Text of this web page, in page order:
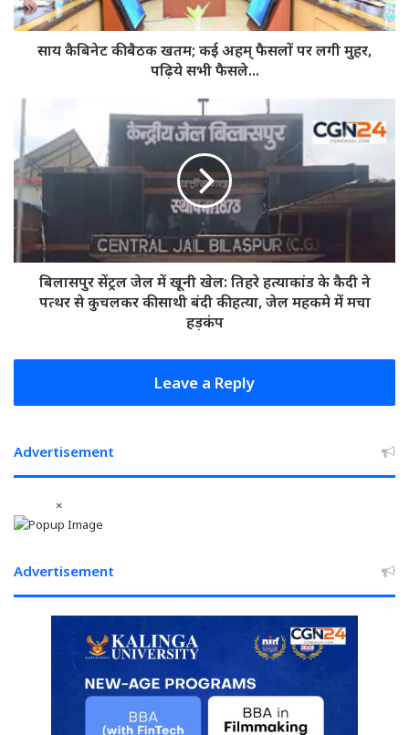
फैसलों
पर
फैसले...
साय कैबिनेट की बैठक खतम; कई अहम् फैसलों पर लगी मुहर,
पढ़िये सभी फैसले...
में
खूनी
खेल:
तिहरे
हत्याकांड
के
कुचलकर
हत्या,
मचा
बिलासपुर सेंट्रल जेल में खूनी खेल: तिहरे हत्याकांड के कैदी ने
पत्थर से कुचलकर की साथी बंदी की हत्या, जेल महकमे में मचा
हड़कंप
Leave a Reply
Advertisement
×
Advertisement